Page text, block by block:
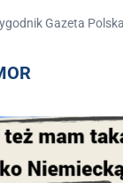
Gazeta Polska